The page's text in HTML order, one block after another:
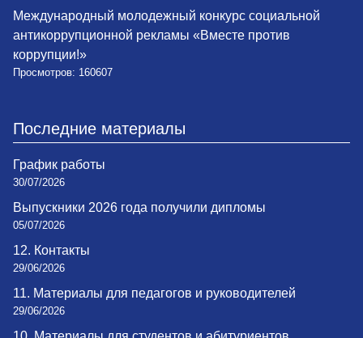
Международный молодежный конкурс социальной
антикоррупционной рекламы «Вместе против
коррупции!»
Просмотров: 160607
Последние материалы
График работы
30/07/2026
Выпускники 2026 года получили дипломы
05/07/2026
12. Контакты
29/06/2026
11. Материалы для педагогов и руководителей
29/06/2026